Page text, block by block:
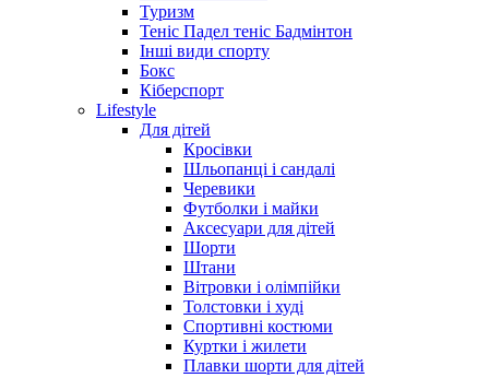
Туризм
Теніс Падел теніс Бадмінтон
Інші види спорту
Бокс
Кіберспорт
Lifestyle
Для дітей
Кросівки
Шльопанці і сандалі
Черевики
Футболки і майки
Аксесуари для дітей
Шорти
Штани
Вітровки і олімпійки
Толстовки і худі
Спортивні костюми
Куртки і жилети
Плавки шорти для дітей